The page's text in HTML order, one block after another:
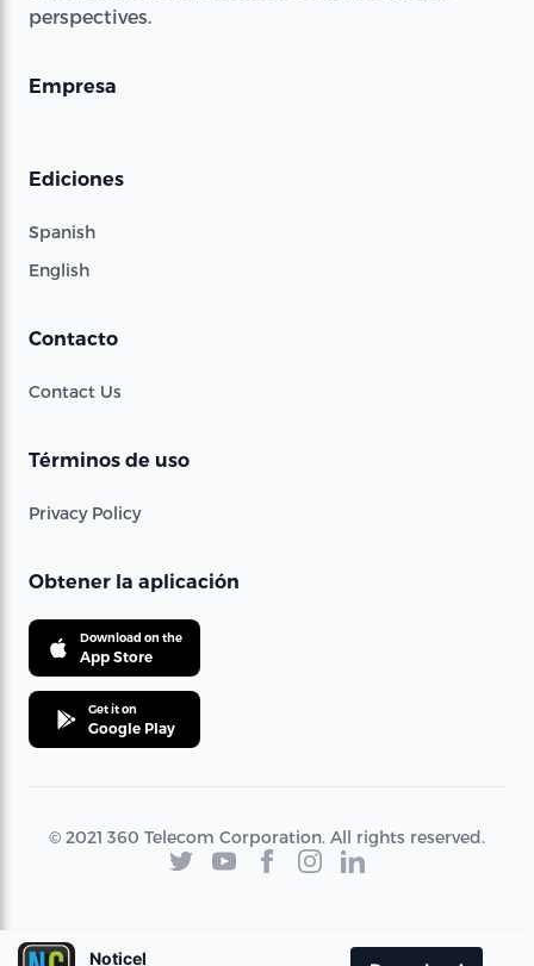
perspectives.
Empresa
Ediciones
Spanish
English
Contacto
Contact Us
Términos de uso
Privacy Policy
Obtener la aplicación
Download on the
App Store
Get it on
Google Play
© 2021 360 Telecom Corporation. All rights reserved.
Noticel